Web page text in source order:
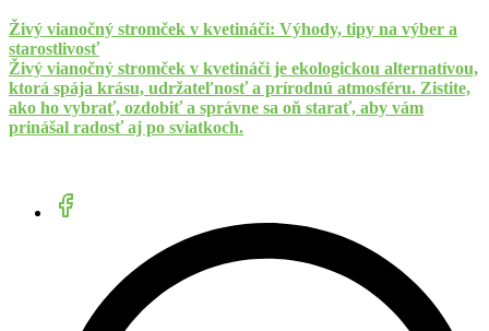
Živý vianočný stromček v kvetináči: Výhody, tipy na výber a
starostlivosť
Živý vianočný stromček v kvetináči je ekologickou alternatívou,
ktorá spája krásu, udržateľnosť a prírodnú atmosféru. Zistite,
ako ho vybrať, ozdobiť a správne sa oň starať, aby vám
prinášal radosť aj po sviatkoch.